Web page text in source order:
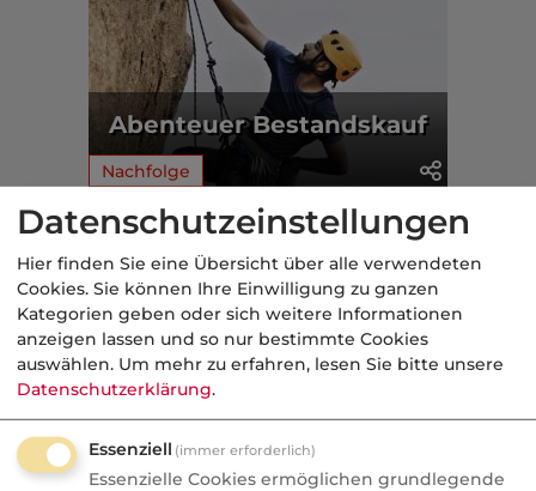
Abenteuer Bestandskauf
Nachfolge
Aus der dvb-Redaktion
Kurios
Nachrichten
Gala fürs Geld: Wenn
Finanzjournalisten zu
Klatschreportern werden
Datenschutzeinstellungen
Hier finden Sie eine Übersicht über alle verwendeten
Cookies. Sie können Ihre Einwilligung zu ganzen
Kategorien geben oder sich weitere Informationen
anzeigen lassen und so nur bestimmte Cookies
auswählen. Um mehr zu erfahren, lesen Sie bitte unsere
Datenschutzerklärung.
Essenziell (immer erforderlich)
Essenzielle Cookies ermöglichen grundlegende